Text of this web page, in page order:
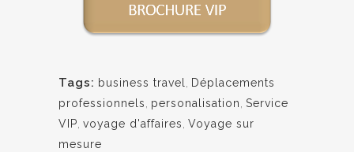
Tags: business travel
Déplacements
professionnels
personalisation Service
VIP voyage d'affaires Voyage sur
mesure